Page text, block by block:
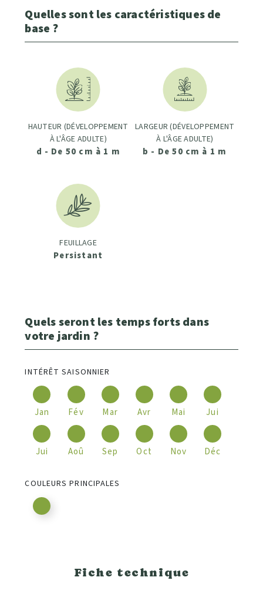
Quelles sont les caractéristiques de
base ?
HAUTEUR (DÉVELOPPEMENT
À L'ÂGE ADULTE)
d - De 50 cm à 1 m
LARGEUR (DÉVELOPPEMENT
À L'ÂGE ADULTE)
b - De 50 cm à 1 m
FEUILLAGE
Persistant
Quels seront les temps forts dans
votre jardin ?
INTÉRÊT SAISONNIER
Jan Fév Mar Avr Mai Jui
Jui Aoû Sep Oct Nov Déc
COULEURS PRINCIPALES
Fiche technique